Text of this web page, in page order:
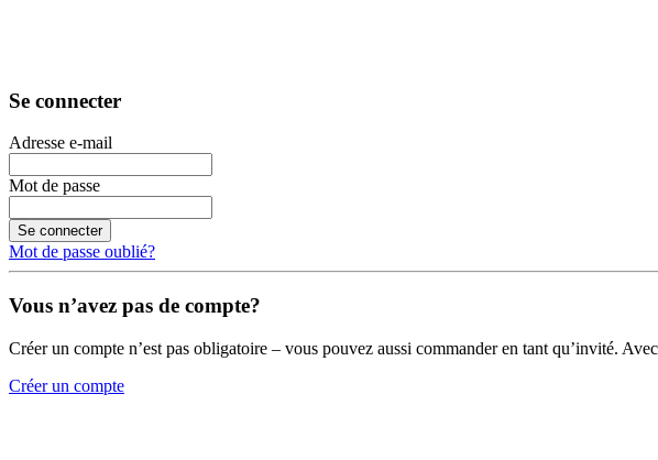
Se connecter
Adresse e-mail
Mot de passe
Se connecter
Mot de passe oublié?
Vous n’avez pas de compte?
Créer un compte n’est pas obligatoire – vous pouvez aussi commander en tant qu’invité.
Créer un compte